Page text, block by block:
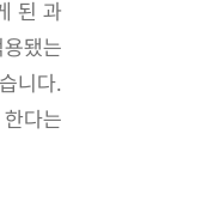
된 과
됐는
니다.
다는